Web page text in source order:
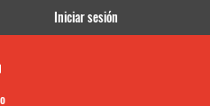
Iniciar sesión